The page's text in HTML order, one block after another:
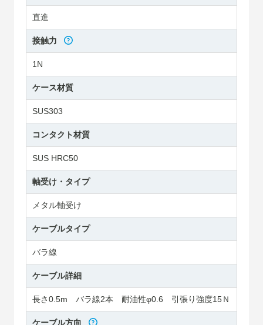
直進
接触力
1N
ケース材質
SUS303
コンタクト材質
SUS HRC50
軸受け・タイプ
メタル軸受け
ケーブルタイプ
バラ線
ケーブル詳細
長さ0.5m バラ線2本 耐油性φ0.6 引張り強度15Ｎ
ケーブル方向